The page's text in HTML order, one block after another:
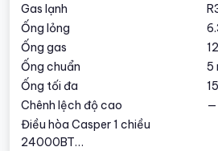
Gas lạnh
Ống lỏng
Ống gas
Ống chuẩn
5
Ống tối đa
Chênh lệch độ cao
—
Điều hòa Casper 1 chiều
24000BT…